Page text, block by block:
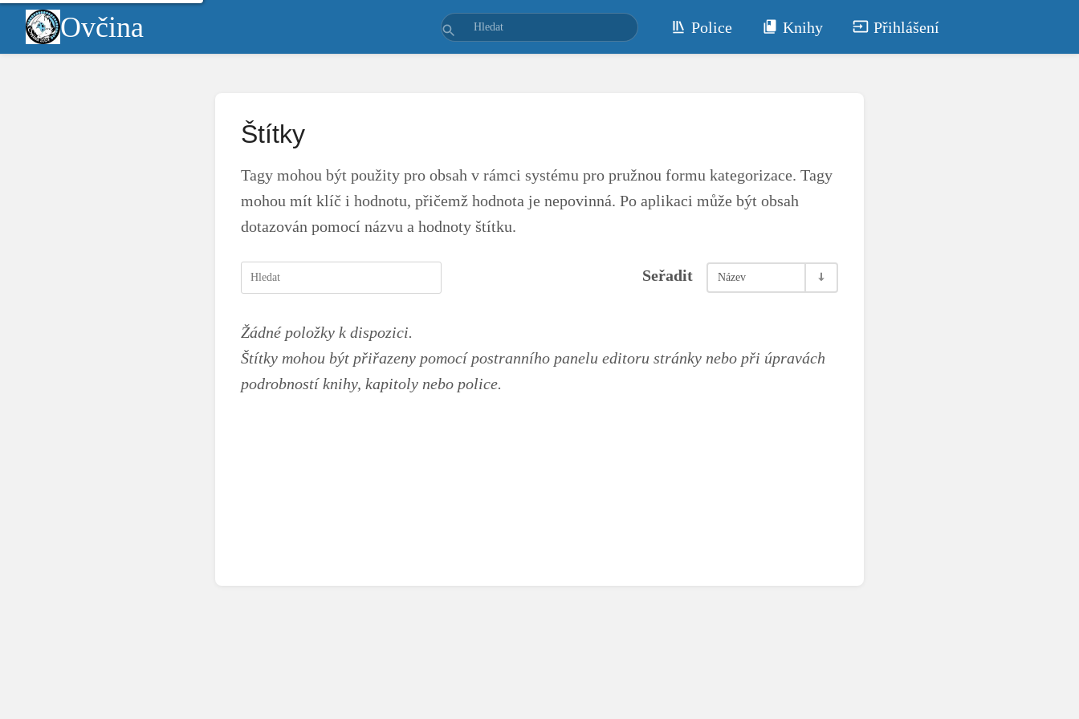
Ovčina Police Knihy Přihlášení
Štítky
Tagy mohou být použity pro obsah v rámci systému pro pružnou formu kategorizace. Tagy
mohou mít klíč i hodnotu, přičemž hodnota je nepovinná. Po aplikaci může být obsah
dotazován pomocí názvu a hodnoty štítku.
Seřadit Název
Žádné položky k dispozici.
Štítky mohou být přiřazeny pomocí postranního panelu editoru stránky nebo při úpravách
podrobností knihy, kapitoly nebo police.